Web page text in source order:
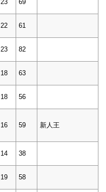
23 69
22 61
23 82
18 63
18 56
16 59 新人王
14 38
19 58